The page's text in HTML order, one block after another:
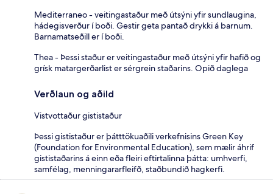
Mediterraneo - veitingastaður með útsýni yfir sundlaugina,
hádegisverður í boði. Gestir geta pantað drykki á barnum.
Barnamatseðill er í boði.
Thea - Þessi staður er veitingastaður með útsýni yfir hafið og
grísk matargerðarlist er sérgrein staðarins. Opið daglega
Verðlaun og aðild
Vistvottaður gististaður
Þessi gististaður er þátttökuaðili verkefnisins Green Key
(Foundation for Environmental Education), sem mælir áhrif
gististaðarins á einn eða fleiri eftirtalinna þátta: umhverfi,
samfélag, menningararfleifð, staðbundið hagkerfi.